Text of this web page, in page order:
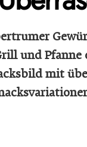
und
mit